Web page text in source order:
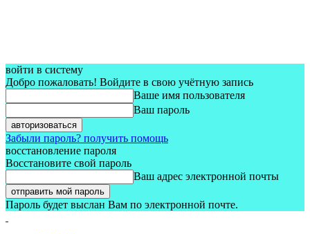
войти в систему
Добро пожаловать! Войдите в свою учётную запись
Ваше имя пользователя
Ваш пароль
Забыли пароль? получить помощь
восстановление пароля
Восстановите свой пароль
Ваш адрес электронной почты
Пароль будет выслан Вам по электронной почте.